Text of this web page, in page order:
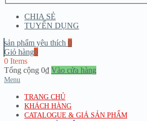
CHIA SẺ
TUYỂN DỤNG
sản phẩm yêu thích 0
Giỏ hàng0
0 Items
Tổng cộng 0₫ Vào cửa hàng
Menu
TRANG CHỦ
KHÁCH HÀNG
CATALOGUE & GIÁ SẢN PHẨM